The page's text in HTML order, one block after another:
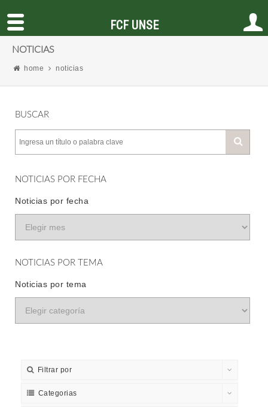
NOTICIAS
home noticias
BUSCAR
NOTICIAS POR FECHA
Noticias por fecha
NOTICIAS POR TEMA
Noticias por tema
Filtrar por
Categorias
FCF UNSE